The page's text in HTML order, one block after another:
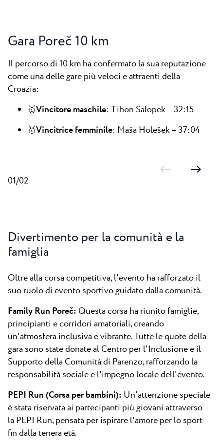
01/02
Gara Poreč 10 km
Il percorso di 10 km ha confermato la sua reputazione
come una delle gare più veloci e attraenti della
Croazia:
🥇Vincitore maschile: Tihon Salopek – 32:15
🥇Vincitrice femminile: Maša Holešek – 37:04
Divertimento per la comunità e la
famiglia
Oltre alla corsa competitiva, l'evento ha rafforzato il
suo ruolo di evento sportivo guidato dalla comunità.
Family Run Poreč: Questa corsa ha riunito famiglie,
principianti e corridori amatoriali, creando
un'atmosfera inclusiva e vibrante. Tutte le quote della
gara sono state donate al Centro per l'Inclusione e il
Supporto della Comunità di Parenzo, rafforzando la
responsabilità sociale e l'impegno locale dell'evento.
PEPI Run (Corsa per bambini): Un'attenzione speciale
è stata riservata ai partecipanti più giovani attraverso
la PEPI Run, pensata per ispirare l'amore per lo sport
fin dalla tenera età.